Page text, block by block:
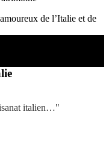
de l’Italie et de
italien…"